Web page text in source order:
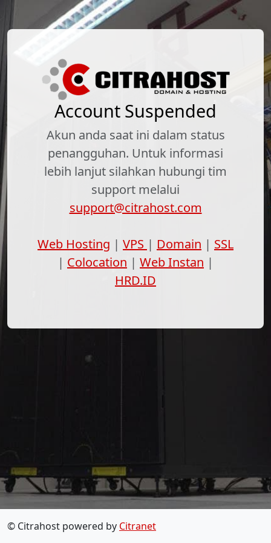
Account Suspended
Akun anda saat ini dalam status
penangguhan. Untuk informasi
lebih lanjut silahkan hubungi tim
support melalui
support@citrahost.com
Web Hosting | VPS | Domain | SSL
| Colocation | Web Instan |
HRD.ID
© Citrahost powered by Citranet